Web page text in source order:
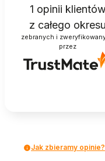
1 opinii klientów
z całego okresu
zebranych i
przez
Jak zbieramy opinie?